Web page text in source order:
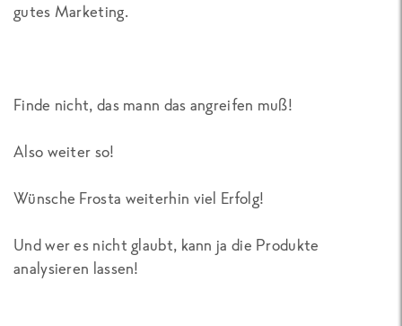
gutes Marketing.
Finde nicht, das mann das angreifen muß!
Also weiter so!
Wünsche Frosta weiterhin viel Erfolg!
Und wer es nicht glaubt, kann ja die Produkte
analysieren lassen!